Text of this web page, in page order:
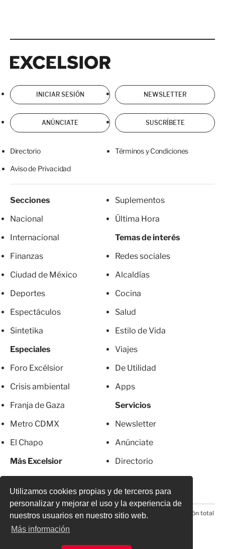
Utilizamos cookies propias y de terceros para
personalizar y mejorar el uso y la experiencia de
nuestros usuarios en nuestro sitio web.
Más información
INICIAR SESIÓN NEWSLETTER
ANÚNCIATE SUSCRÍBETE
Directorio Términos y Condiciones
Aviso de Privacidad
Secciones
Nacional
Internacional
Finanzas
Ciudad de México
Deportes
Espectáculos
Sintetika
Especiales
Foro Excélsior
Crisis ambiental
Franja de Gaza
Metro CDMX
El Chapo
Más Excelsior
Suplementos
Última Hora
Temas de interés
Redes sociales
Alcaldías
Cocina
Salud
Estilo de Vida
Viajes
De Utilidad
Apps
Servicios
Newsletter
Anúnciate
Directorio
© 2026 Todos los derechos reservados. Prohibida la reproducción total
o parcial, incluyendo cualquier medio electrónico*